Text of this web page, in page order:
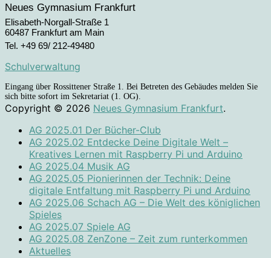
Neues Gymnasium Frankfurt
Elisabeth-Norgall-Straße 1
60487 Frankfurt am Main
Tel. +49 69/ 212-49480
Schulverwaltung
Eingang über Rossittener Straße 1. Bei Betreten des Gebäudes melden Sie
sich bitte sofort im Sekretariat (1. OG).
Copyright © 2026 Neues Gymnasium Frankfurt.
AG 2025.01 Der Bücher-Club
AG 2025.02 Entdecke Deine Digitale Welt –
Kreatives Lernen mit Raspberry Pi und Arduino
AG 2025.04 Musik AG
AG 2025.05 Pionierinnen der Technik: Deine
digitale Entfaltung mit Raspberry Pi und Arduino
AG 2025.06 Schach AG – Die Welt des königlichen
Spieles
AG 2025.07 Spiele AG
AG 2025.08 ZenZone – Zeit zum runterkommen
Aktuelles